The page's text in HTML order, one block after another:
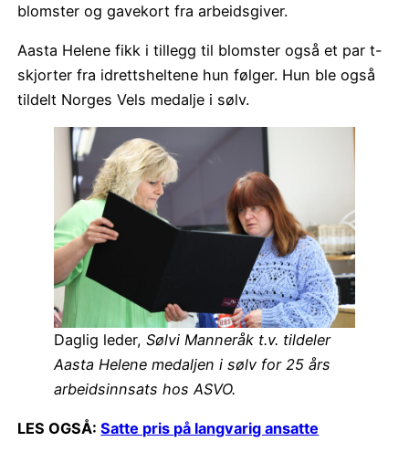
blomster og gavekort fra arbeidsgiver.
Aasta Helene fikk i tillegg til blomster også et par t-
skjorter fra idrettsheltene hun følger. Hun ble også
tildelt Norges Vels medalje i sølv.
Daglig leder,Sølvi Manneråk t.v. tildeler
Aasta Helene medaljen i sølv for 25 års
arbeidsinnsats hos ASVO.
LES OGSÅ:Satte pris på langvarig ansatte